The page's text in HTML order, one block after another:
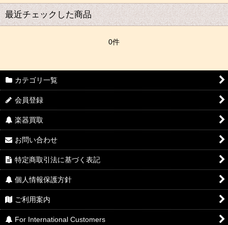
最近チェックした商品
0件
カテゴリ一覧
会員登録
楽器買取
お問い合わせ
特定商取引法に基づく表記
個人情報保護方針
ご利用案内
For International Customers